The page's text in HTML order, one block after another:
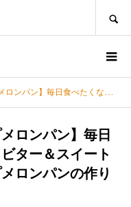
たくなる。ビター＆スイートなチョコチップメロンパンの作り方
ロンパン】毎日
ター＆スイート
ロンパンの作り